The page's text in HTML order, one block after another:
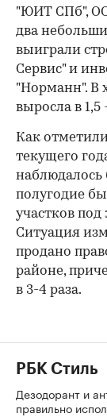
"ЮИТ СПб",
два
выиграли
Сервис" и
"Норманн". В
выросла в 1,5
Как
текущего
наблюдалось
полугодие
участков
Ситуация
продано
районе,
в 3-4 раза.
РБК Стиль
Дезодорант и
правильно